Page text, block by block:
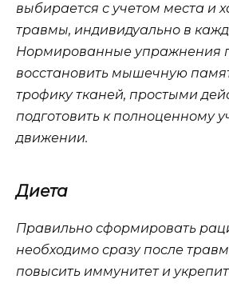
выбирается с учетом места и
травмы, индивидуально в
Нормированные упражнения
восстановить мышечную
трофику тканей, простыми
подготовить к полноценному
движении.
Диета
Правильно сформировать
необходимо сразу после
повысить иммунитет и